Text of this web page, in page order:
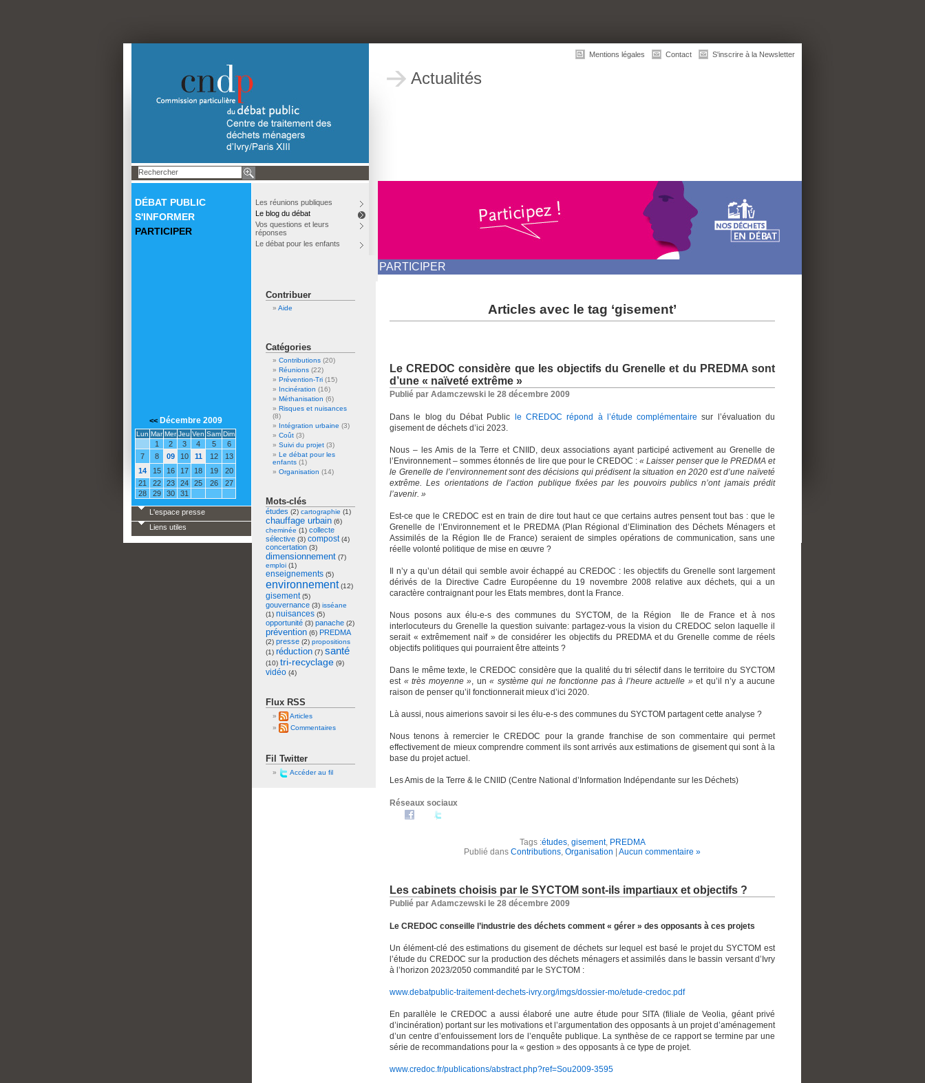
DÉBAT PUBLIC
S'INFORMER
PARTICIPER
<<Décembre 2009
Lun Mar Mer Jeu Ven Sam Dim
1 2 3 4 5
6
7
8 09 10 11 12
13
14
15 16 17 18 19
20
21
22 23 24 25 26
27
28
29 30 31
L'espace presse
Liens utiles
Les réunions publiques
Le blog du débat
Vos questions et leurs
réponses
Le débat pour les enfants
Mentions légales Contact S'inscrire à la Newsletter
Actualités
PARTICIPER
centre de traitement des
déchets ménagers d'Ivry/Paris
XIII
Contribuer
Aide
Catégories
Contributions (20)
Réunions (22)
Prévention-Tri (15)
Incinération (16)
Méthanisation (6)
Risques et nuisances
(8)
Intégration urbaine (3)
Coût (3)
Suivi du projet (3)
Le débat pour les
enfants (1)
Organisation (14)
Mots-clés
études (2) cartographie (1)
chauffage urbain (6)
cheminée (1) collecte
sélective (3) compost(4)
concertation (3)
dimensionnement (7)
emploi (1)
enseignements (5)
environnement (12)
gisement(5)
gouvernance (3) isséane
(1) nuisances (5)
opportunité (3) panache (2)
prévention (6) PREDMA
(2) presse (2) propositions
(1) réduction (7) santé
(10) tri-recyclage (9)
vidéo (4)
Flux RSS
Articles
Commentaires
Fil Twitter
Accéder au fil
Articles avec le tag ‘gisement’
Le CREDOC considère que les objectifs du Grenelle et du PREDMA sont
d’une « naïveté extrême »
Publié par Adamczewski le 28 décembre 2009
Dans le blog du Débat Public le CREDOC répond à l’étude complémentaire sur l’évaluation du
gisement de déchets d’ici 2023.
Nous – les Amis de la Terre et CNIID, deux associations ayant participé activement au Grenelle de
l’Environnement – sommes étonnés de lire que pour le CREDOC :« Laisser penser que le PREDMA et
le Grenelle de l’environnement sont des décisions qui prédisent la situation en 2020 est d’une naïveté
extrême. Les orientations de l’action publique fixées par les pouvoirs publics n’ont jamais prédit
l’avenir. »
Est-ce que le CREDOC est en train de dire tout haut ce que certains autres pensent tout bas : que le
Grenelle de l’Environnement et le PREDMA (Plan Régional d’Elimination des Déchets Ménagers et
Assimilés de la Région Ile de France) seraient de simples opérations de communication, sans une
réelle volonté politique de mise en œuvre ?
Il n’y a qu’un détail qui semble avoir échappé au CREDOC : les objectifs du Grenelle sont largement
dérivés de la Directive Cadre Européenne du 19 novembre 2008 relative aux déchets, qui a un
caractère contraignant pour les Etats membres, dont la France.
Nous posons aux élu-e-s des communes du SYCTOM, de la Région Ile de France et à nos
interlocuteurs du Grenelle la question suivante: partagez-vous la vision du CREDOC selon laquelle il
serait « extrêmement naïf » de considérer les objectifs du PREDMA et du Grenelle comme de réels
objectifs politiques qui pourraient être atteints ?
Dans le même texte, le CREDOC considère que la qualité du tri sélectif dans le territoire du SYCTOM
est « très moyenne », un « système qui ne fonctionne pas à l’heure actuelle »et qu’il n’y a aucune
raison de penser qu’il fonctionnerait mieux d’ici 2020.
Là aussi, nous aimerions savoir si les élu-e-s des communes du SYCTOM partagent cette analyse ?
Nous tenons à remercier le CREDOC pour la grande franchise de son commentaire qui permet
effectivement de mieux comprendre comment ils sont arrivés aux estimations de gisement qui sont à la
base du projet actuel.
Les Amis de la Terre & le CNIID (Centre National d’Information Indépendante sur les Déchets)
Réseaux sociaux
Tags :études, gisement, PREDMA
Publié dans Contributions, Organisation Aucun commentaire »
Les cabinets choisis par le SYCTOM sont-ils impartiaux et objectifs ?
Publié par Adamczewski le 28 décembre 2009
Le CREDOC conseille l’industrie des déchets comment « gérer » des opposants à ces projets
Un élément-clé des estimations du gisement de déchets sur lequel est basé le projet du SYCTOM est
l’étude du CREDOC sur la production des déchets ménagers et assimilés dans le bassin versant d’Ivry
à l’horizon 2023/2050 commandité par le SYCTOM :
www.debatpublic-traitement-dechets-ivry.org/imgs/dossier-mo/etude-credoc.pdf
En parallèle le CREDOC a aussi élaboré une autre étude pour SITA (filiale de Veolia, géant privé
d’incinération) portant sur les motivations et l’argumentation des opposants à un projet d’aménagement
d’un centre d’enfouissement lors de l’enquête publique. La synthèse de ce rapport se termine par une
série de recommandations pour la « gestion » des opposants à ce type de projet.
www.credoc.fr/publications/abstract.php?ref=Sou2009-3595